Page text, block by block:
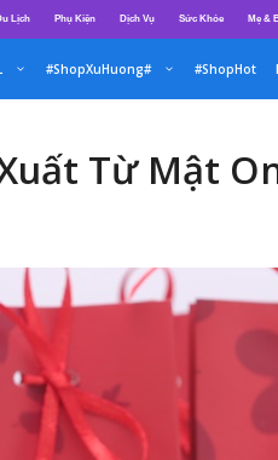
Lịch Phụ Kiện Dịch Vụ Sức Khỏe Mẹ &
#ShopXuHuong# #ShopHot
Từ Mật